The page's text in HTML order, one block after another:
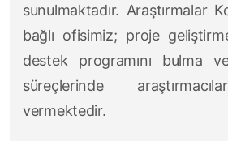
sunulmaktadır. Araştırmalar
bağlı ofisimiz; proje
destek programını bulma
süreçlerinde
vermektedir.